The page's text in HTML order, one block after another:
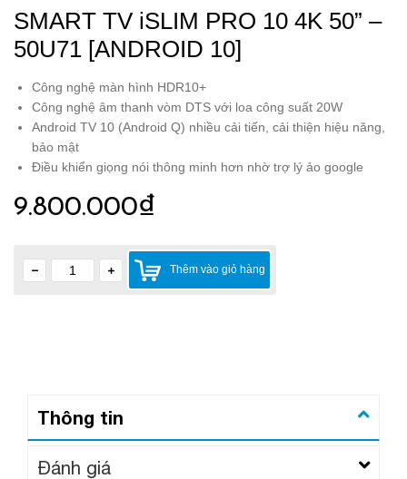
SMART TV iSLIM PRO 10 4K 50” –
50U71 [ANDROID 10]
Công nghệ màn hình HDR10+
Công nghệ âm thanh vòm DTS với loa công suất 20W
Android TV 10 (Android Q) nhiều cải tiến, cải thiện hiệu năng,
bảo mật
Điều khiển giọng nói thông minh hơn nhờ trợ lý ảo google
9.800.000₫
Thêm vào giỏ hàng
Thông tin
Đánh giá